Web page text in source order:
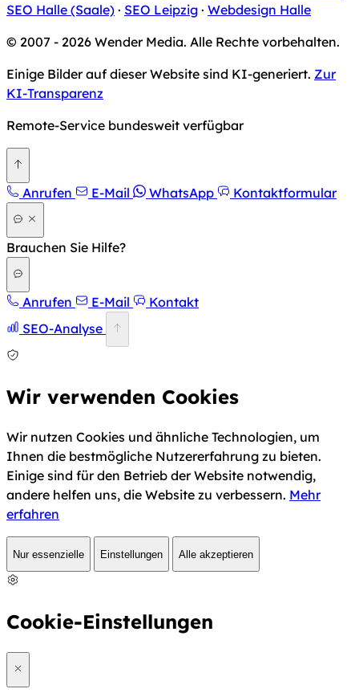
SEO Halle (Saale) · SEO Leipzig · Webdesign Halle
© 2007 - 2026 Wender Media. Alle Rechte vorbehalten.
Einige Bilder auf dieser Website sind KI-generiert. Zur
KI-Transparenz
Remote-Service bundesweit verfügbar
Anrufen E-Mail WhatsApp Kontaktformular
Brauchen Sie Hilfe?
Anrufen E-Mail
Kontakt
SEO-Analyse
Wir verwenden Cookies
Wir nutzen Cookies und ähnliche Technologien, um
Ihnen die bestmögliche Nutzererfahrung zu bieten.
Einige sind für den Betrieb der Website notwendig,
andere helfen uns, die Website zu verbessern. Mehr
erfahren
Nur essenzielle Einstellungen Alle akzeptieren
Cookie-Einstellungen